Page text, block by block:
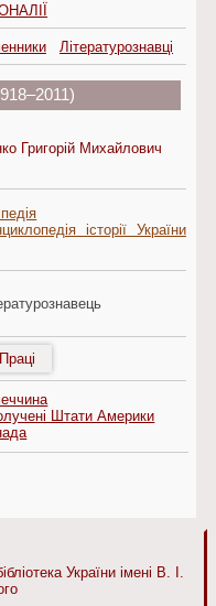
Літературознавці
Григорій Михайлович
історії України
Праці
Штати Америки
України імені В. І.